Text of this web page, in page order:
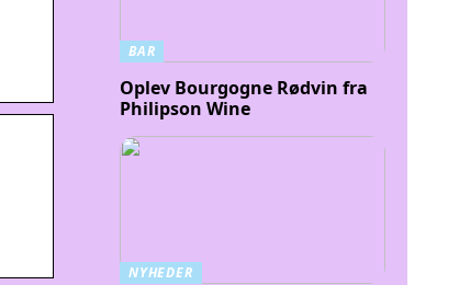
BAR
Oplev Bourgogne Rødvin fra
Philipson Wine
NYHEDER